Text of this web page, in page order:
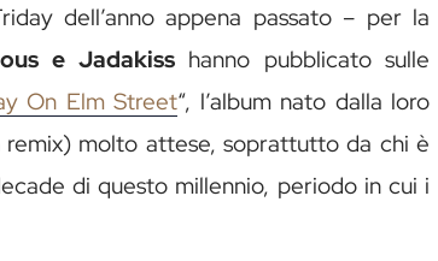
dell’anno appena passato – per la
e Jadakiss hanno pubblicato sulle
On Elm Street“, l’album nato dalla loro
molto attese, soprattutto da chi è
di questo millennio, periodo in cui i